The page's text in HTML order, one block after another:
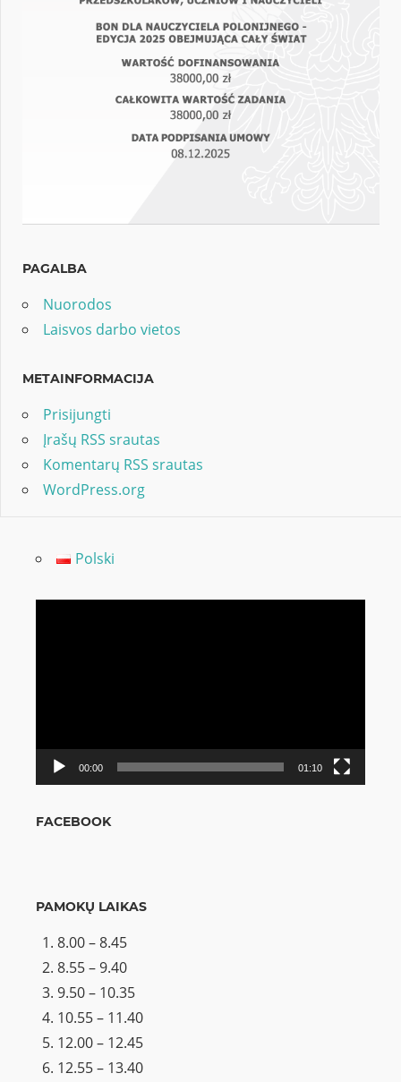
PAGALBA
Nuorodos
Laisvos darbo vietos
METAINFORMACIJA
Prisijungti
Įrašų RSS srautas
Komentarų RSS srautas
WordPress.org
Polski
00:00 01:10
FACEBOOK
PAMOKŲ LAIKAS
8.00 – 8.45
8.55 – 9.40
9.50 – 10.35
10.55 – 11.40
12.00 – 12.45
12.55 – 13.40